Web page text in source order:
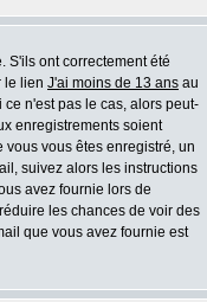
S'ils ont correctement été
le lien J'ai moins de 13 ans au
n'est pas le cas, alors peut-
enregistrements soient
vous êtes enregistré, un
suivez alors les instructions
avez fournie lors de
les chances de voir des
que vous avez fournie est